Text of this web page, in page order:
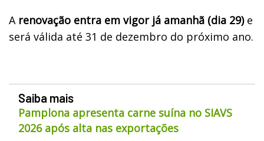
A renovação entra em vigor já amanhã (dia 29)e
será válida até 31 de dezembro do próximo ano.
Saiba mais
Pamplona apresenta carne suína no SIAVS
2026 após alta nas exportações